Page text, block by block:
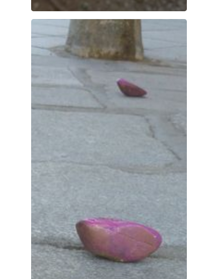
Talavera
Deportes
Sucesos
Medio Ambiente
Planeta Rural
Especiales
Política
Galerías